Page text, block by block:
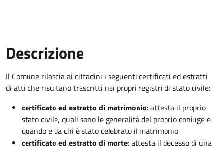
Descrizione
Il Comune rilascia ai cittadini i seguenti certificati ed estratti
di atti che risultano trascritti nei propri registri di stato civile:
certificato ed estratto di matrimonio: attesta il proprio
stato civile, quali sono le generalità del proprio coniuge e
quando e da chi è stato celebrato il matrimonio
certificato ed estratto di morte: attesta il decesso di una